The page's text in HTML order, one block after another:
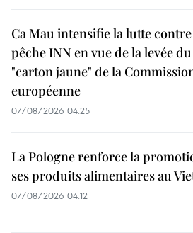
Ca Mau intensifie la lutte
pêche INN en vue de la levée du
"carton jaune" de la
européenne
07/08/2026 04:25
La Pologne renforce la
ses produits alimentaires au
07/08/2026 04:12